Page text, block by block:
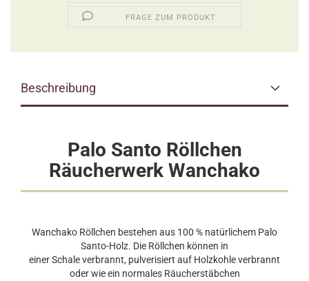
FRAGE ZUM PRODUKT
Beschreibung
Palo Santo Röllchen
Räucherwerk Wanchako
Wanchako Röllchen bestehen aus 100 % natürlichem Palo
Santo-Holz. Die Röllchen können in
einer Schale verbrannt, pulverisiert auf Holzkohle verbrannt
oder wie ein normales Räucherstäbchen